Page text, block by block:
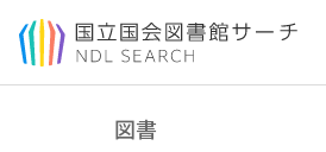
本文へ移動
図書